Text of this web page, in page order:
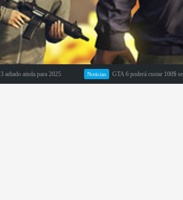
para 2025 GTA 6 poderá custar 100$ segundo